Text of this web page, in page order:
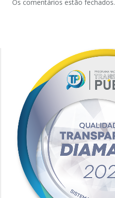
Os comentários estão fechados.